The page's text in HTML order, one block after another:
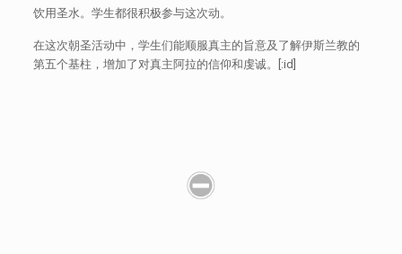
饮用圣水。学生都很积极参与这次动。
在这次朝圣活动中，学生们能顺服真主的旨意及了解伊斯兰教的
第五个基柱，增加了对真主阿拉的信仰和虔诚。[:id]